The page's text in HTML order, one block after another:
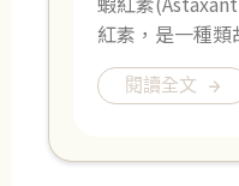
紅素，是一種
閱讀全文